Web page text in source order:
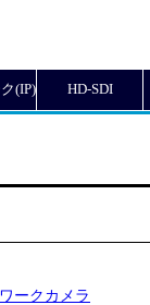
(IP) HD-SDI
ークカメラ